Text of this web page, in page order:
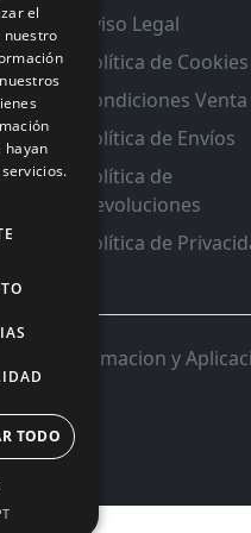
Aviso Legal
Política de Cookies
Condiciones Venta
Política de Envíos
Política de
Devoluciones
Política de
Programacion y
el
nuestro
hayan
TODO